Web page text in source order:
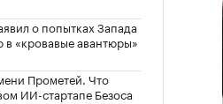
о попытках Запада
в «кровавые авантюры»
Прометей. Что
ИИ-стартапе Безоса